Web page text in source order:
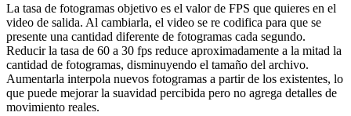
La tasa de fotogramas objetivo es el valor de FPS que quieres en el
video de salida. Al cambiarla, el video se re codifica para que se
presente una cantidad diferente de fotogramas cada segundo.
Reducir la tasa de 60 a 30 fps reduce aproximadamente a la mitad la
cantidad de fotogramas, disminuyendo el tamaño del archivo.
Aumentarla interpola nuevos fotogramas a partir de los existentes, lo
que puede mejorar la suavidad percibida pero no agrega detalles de
movimiento reales.